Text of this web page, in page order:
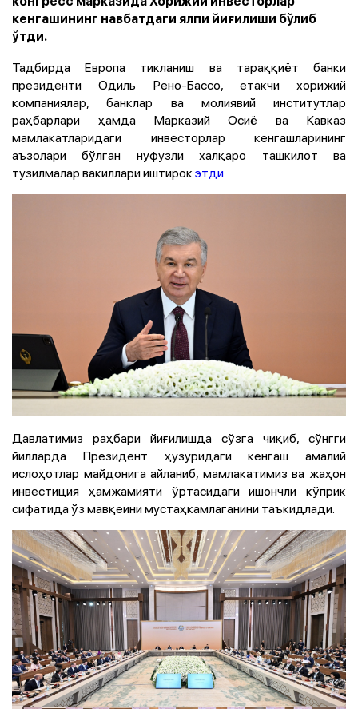
кенгашининг навбатдаги ялпи йиғилиши бўлиб
ўтди.
Тадбирда Европа тикланиш ва тараққиёт банки
президенти Одиль Рено-Бассо, етакчи хорижий
компаниялар, банклар ва молиявий институтлар
раҳбарлари ҳамда Марказий Осиё ва Кавказ
мамлакатларидаги инвесторлар кенгашларининг
аъзолари бўлган нуфузли халқаро ташкилот ва
тузилмалар вакиллари иштирокэтди.
Давлатимиз раҳбари йиғилишда сўзга чиқиб, сўнгги
йилларда Президент ҳузуридаги кенгаш амалий
ислоҳотлар майдонига айланиб, мамлакатимиз ва жаҳон
инвестиция ҳамжамияти ўртасидаги ишончли кўприк
сифатида ўз мавқеини мустаҳкамлаганини таъкидлади.